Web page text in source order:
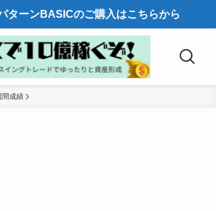
ターンBASICのご購入はこちらから
間成績